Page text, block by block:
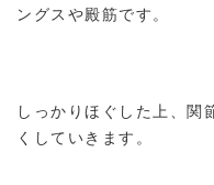
ングスや殿筋です。
しっかりほぐした上、関
くしていきます。